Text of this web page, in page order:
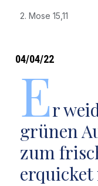
2. Mose 15,11
04/04/22
Er
grünen
zum
erquicket